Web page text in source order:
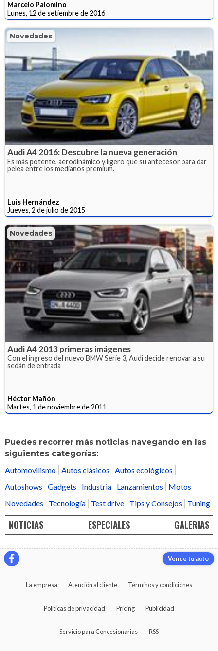
Marcelo Palomino
Lunes, 12 de setiembre de 2016
Novedades
Audi A4 2016: Descubre la nueva generación
Es más potente, aerodinámico y ligero que su antecesor para dar
pelea entre los medianos premium.
Luis Hernández
Jueves, 2 de julio de 2015
Novedades
Audi A4 2013 primeras imágenes
Con el ingreso del nuevo BMW Serie 3, Audi decide renovar a su
sedán de entrada
Héctor Mañón
Martes, 1 de noviembre de 2011
Puedes recorrer más noticias navegando en las
siguientes categorías:
Automovilismo
Autos clásicos
Autos ecológicos
Autoshows
Gadgets Industria Lanzamientos
Motos
Novedades
Tecnología Test drive Tips y Consejos Tuning
NOTICIAS ESPECIALES GALERIAS
Vende tu auto
La empresa Atención al cliente Términos y condiciones
Políticas de privacidad Pricing Publicidad
Servicio para Concesionarias RSS